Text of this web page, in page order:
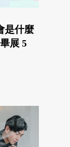
是什麼
展 5